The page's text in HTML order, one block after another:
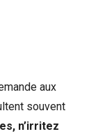
aux
souvent
n’irritez